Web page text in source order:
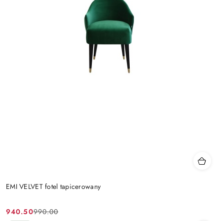
EMI VELVET fotel tapicerowany
Cena
940.50
Cena
990.00